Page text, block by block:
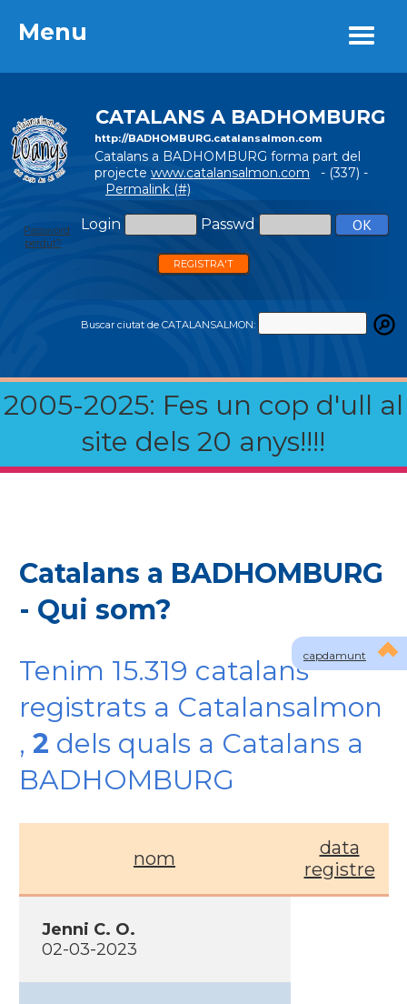
Menu
CATALANS A BADHOMBURG
http://BADHOMBURG.catalansalmon.com
Catalans a BADHOMBURG forma part del
projecte www.catalansalmon.com - (337) -
Permalink (#)
Login Passwd
Password
perdut?
REGISTRA'T
Buscar ciutat de CATALANSALMON:
2005-2025: Fes un cop d'ull al
site dels 20 anys!!!!
Menu
capdamunt
Catalans a BADHOMBURG
- Qui som?
Tenim 15.319 catalans
registrats a Catalansalmon
, 2 dels quals a Catalans a
BADHOMBURG
nom
data
registre
Jenni C. O.
02-03-2023